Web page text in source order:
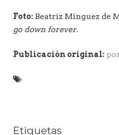
Foto: Beatriz Mínguez de
go down forever.
Publicación original:
Etiquetas